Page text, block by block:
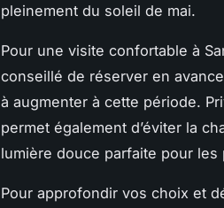
pleinement du soleil de mai.
Pour une visite confortable à
conseillé de réserver en
à augmenter à cette période.
permet également d’éviter la
lumière douce parfaite pour les
Pour approfondir vos choix et